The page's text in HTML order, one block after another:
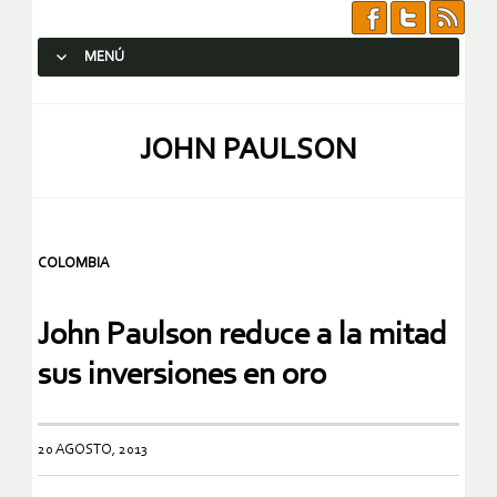
MENÚ
JOHN PAULSON
COLOMBIA
John Paulson reduce a la mitad
sus inversiones en oro
20 AGOSTO, 2013